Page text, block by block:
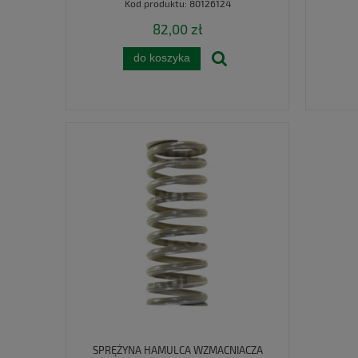
Kod produktu: 80126124
82,00 zł
do koszyka
SPRĘŻYNA HAMULCA WZMACNIACZA